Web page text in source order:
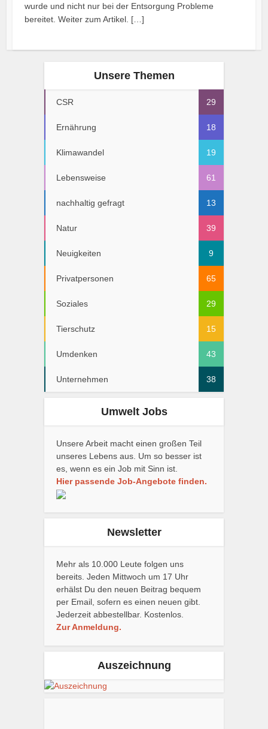
wurde und nicht nur bei der Entsorgung Probleme
bereitet. Weiter zum Artikel. […]
Unsere Themen
CSR 29
Ernährung 18
Klimawandel 19
Lebensweise 61
nachhaltig gefragt 13
Natur 39
Neuigkeiten 9
Privatpersonen 65
Soziales 29
Tierschutz 15
Umdenken 43
Unternehmen 38
Umwelt Jobs
Unsere Arbeit macht einen großen Teil
unseres Lebens aus. Um so besser ist
es, wenn es ein Job mit Sinn ist.
Hier passende Job-Angebote finden.
Newsletter
Mehr als 10.000 Leute folgen uns
bereits. Jeden Mittwoch um 17 Uhr
erhälst Du den neuen Beitrag bequem
per Email, sofern es einen neuen gibt.
Jederzeit abbestellbar. Kostenlos.
Zur Anmeldung.
Auszeichnung